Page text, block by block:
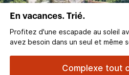
En vacances. Trié.
Profitez d'une escapade au soleil
avez besoin dans un seul et même
Complexe tout